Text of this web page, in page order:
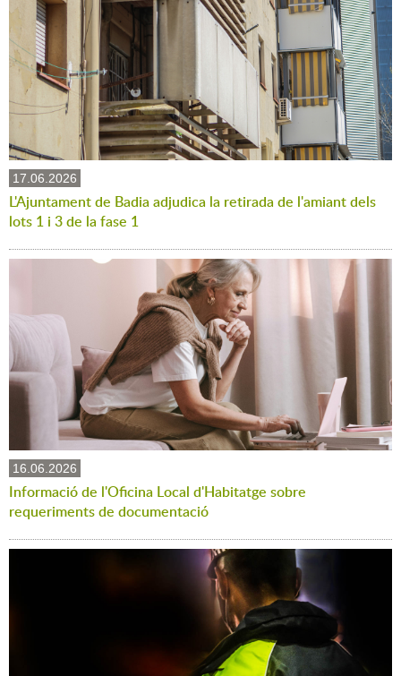
17.06.2026
L'Ajuntament de Badia adjudica la retirada de l'amiant dels
lots 1 i 3 de la fase 1
16.06.2026
Informació de l'Oficina Local d'Habitatge sobre
requeriments de documentació